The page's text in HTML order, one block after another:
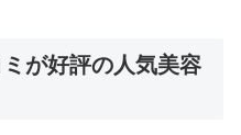
が好評の人気美容